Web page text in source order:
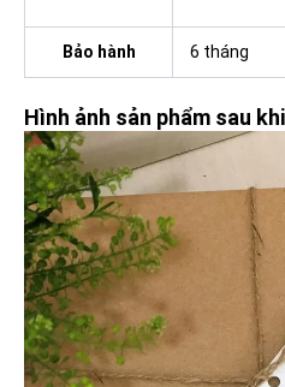
Bảo hành 6 tháng
Hình ảnh sản phẩm sau